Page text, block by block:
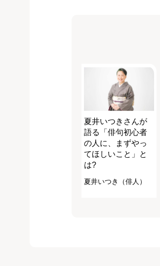
夏井いつきさんが
語る「俳句初心者
の人に、まずやっ
てほしいこと」と
は?
夏井いつき（俳人）